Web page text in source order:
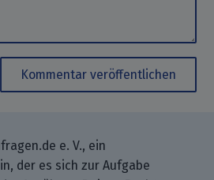
Kommentar veröffentlichen
e. V., ein
der es sich zur Aufgabe